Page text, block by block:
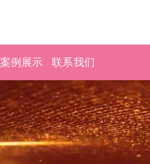
案例展示 联系我们